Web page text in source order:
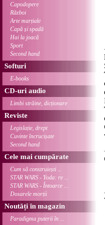
Capodopere
Război
Arte marțiale
Capă și spadă
Hai la joacă
Sport
Second hand
Softuri
E-books
CD-uri audio
Limbi străine, dicționare
Reviste
Legislație, drept
Cuvinte încrucișate
Second hand
Cele mai cumpărate
Cum să construiești ...
STAR WARS - Yoda: re ...
STAR WARS - Întoarce ...
Dosarele morții
Noutăți în magazin
Paradigma puterii în ...